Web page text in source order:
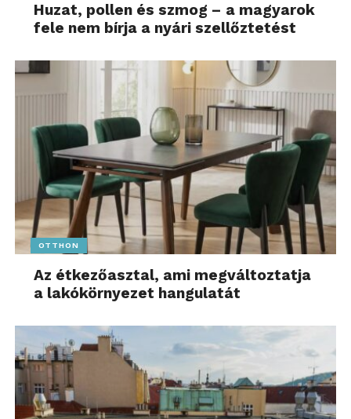
Huzat, pollen és szmog – a magyarok
fele nem bírja a nyári szellőztetést
OTTHON
Az étkezőasztal, ami megváltoztatja
a lakókörnyezet hangulatát